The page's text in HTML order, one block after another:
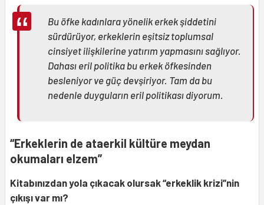
Bu öfke kadınlara yönelik erkek şiddetini
sürdürüyor, erkeklerin eşitsiz toplumsal
cinsiyet ilişkilerine yatırım yapmasını sağlıyor.
Dahası eril politika bu erkek öfkesinden
besleniyor ve güç devşiriyor. Tam da bu
nedenle duyguların eril politikası diyorum.
“Erkeklerin de ataerkil kültüre meydan
okumaları elzem”
Kitabınızdan yola çıkacak olursak “erkeklik krizi”nin
çıkışı var mı?